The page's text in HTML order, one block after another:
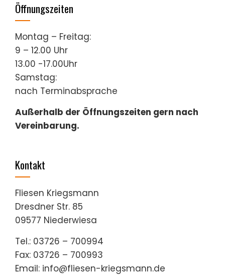
Öffnungszeiten
Montag – Freitag:
9 – 12.00 Uhr
13.00 -17.00Uhr
Samstag:
nach Terminabsprache
Außerhalb der Öffnungszeiten gern nach
Vereinbarung.
Kontakt
Fliesen Kriegsmann
Dresdner Str. 85
09577 Niederwiesa
Tel.: 03726 – 700994
Fax: 03726 – 700993
Email: info@fliesen-kriegsmann.de